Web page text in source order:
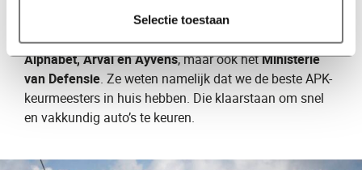
Selectie toestaan
Steeds meer grote organisaties komen voor de APK-
keuring naar Profile. Leasemaatschappijen zoals
Alphabet, Arval en Ayvens, maar ook hetMinisterie
van Defensie. Ze weten namelijk dat we de beste APK-
keurmeesters in huis hebben. Die klaarstaan om snel
en vakkundig auto’s te keuren.